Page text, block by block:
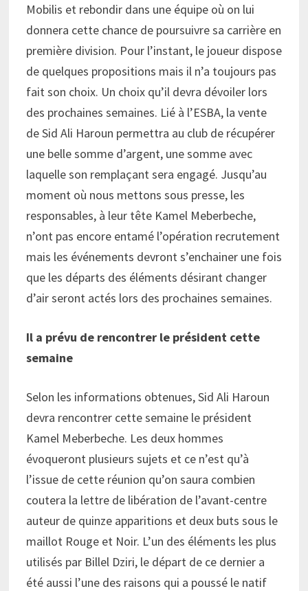
Mobilis et rebondir dans une équipe où on lui
donnera cette chance de poursuivre sa carrière en
première division. Pour l’instant, le joueur dispose
de quelques propositions mais il n’a toujours pas
fait son choix. Un choix qu’il devra dévoiler lors
des prochaines semaines. Lié à l’ESBA, la vente
de Sid Ali Haroun permettra au club de récupérer
une belle somme d’argent, une somme avec
laquelle son remplaçant sera engagé. Jusqu’au
moment où nous mettons sous presse, les
responsables, à leur tête Kamel Meberbeche,
n’ont pas encore entamé l’opération recrutement
mais les événements devront s’enchainer une fois
que les départs des éléments désirant changer
d’air seront actés lors des prochaines semaines.
Il a prévu de rencontrer le président cette
semaine
Selon les informations obtenues, Sid Ali Haroun
devra rencontrer cette semaine le président
Kamel Meberbeche. Les deux hommes
évoqueront plusieurs sujets et ce n’est qu’à
l’issue de cette réunion qu’on saura combien
coutera la lettre de libération de l’avant-centre
auteur de quinze apparitions et deux buts sous le
maillot Rouge et Noir. L’un des éléments les plus
utilisés par Billel Dziri, le départ de ce dernier a
été aussi l’une des raisons qui a poussé le natif